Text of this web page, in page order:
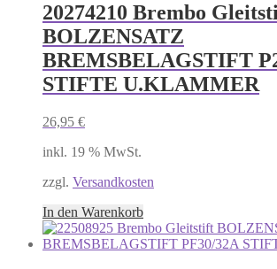
20274210 Brembo
BOLZENSATZ
BREMSBELAGSTIFT
STIFTE U.KLAMMER
26,95 €
inkl. 19 % MwSt.
zzgl. Versandkosten
In den Warenkorb